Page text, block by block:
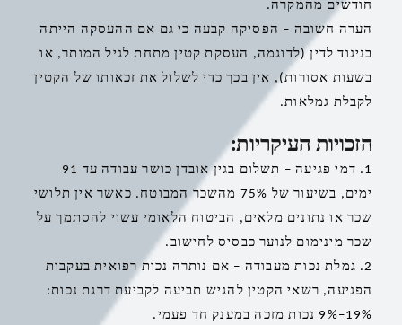
חודשים מהמקרה.
הערה חשובה – הפסיקה קבעה כי גם אם ההעסקה הייתה
בניגוד לדין (לדוגמה, העסקת קטין מתחת לגיל המותר, או
בשעות אסורות), אין בכך כדי לשלול את זכאותו של הקטין
לקבלת גמלאות.
הזכויות העיקריות:
1. דמי פגיעה – תשלום בגין אובדן כושר עבודה עד 91
ימים, בשיעור של 75% מהשכר המבוטח. כאשר אין תלושי
שכר או נתונים מלאים, הביטוח הלאומי עשוי להסתמך על
שכר מינימום לנוער כבסיס לחישוב.
2. גמלת נכות מעבודה – אם נותרה נכות רפואית בעקבות
הפגיעה, רשאי הקטין להגיש תביעה לקביעת דרגת נכות:
9%–19%
נכות מזכה במענק חד פעמי.